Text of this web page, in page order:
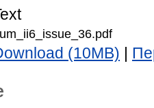
(10MB)